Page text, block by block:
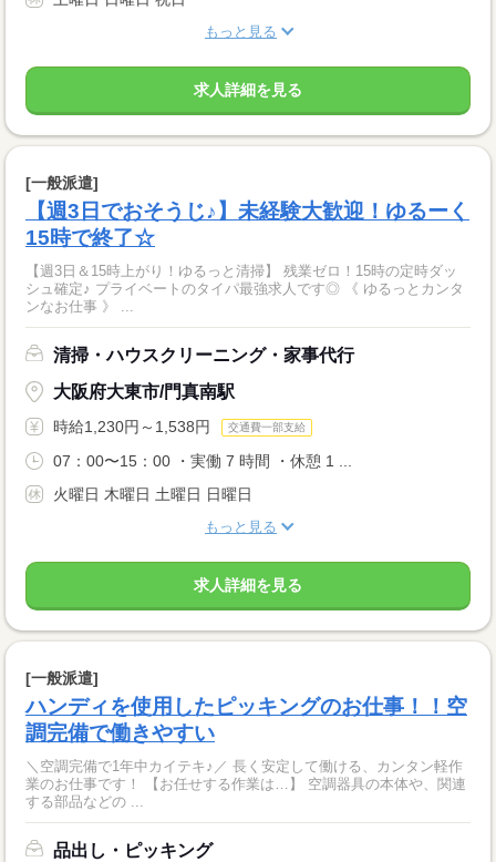
もっと見る
求人詳細を見る
[一般派遣]
【週3日でおそうじ♪】未経験大歓迎！ゆるーく
15時で終了☆
【週3日＆15時上がり！ゆるっと清掃】 残業ゼロ！15時の定時ダッ
シュ確定♪ プライベートのタイパ最強求人です◎ 《 ゆるっとカンタ
ンなお仕事 》 ...
清掃・ハウスクリーニング・家事代行
大阪府大東市/門真南駅
時給1,230円～1,538円 交通費一部支給
07：00〜15：00 ・実働 7 時間 ・休憩 1 ...
火曜日 木曜日 土曜日 日曜日
もっと見る
求人詳細を見る
[一般派遣]
ハンディを使用したピッキングのお仕事！！空
調完備で働きやすい
＼空調完備で1年中カイテキ♪／ 長く安定して働ける、カンタン軽作
業のお仕事です！ 【お任せする作業は…】 空調器具の本体や、関連
する部品などの ...
品出し・ピッキング